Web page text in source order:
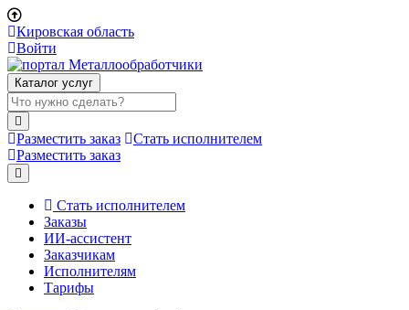
Кировская область
Войти
Каталог услуг
Разместить заказ
Стать исполнителем
Разместить заказ
Стать исполнителем
Заказы
ИИ-ассистент
Заказчикам
Исполнителям
Тарифы